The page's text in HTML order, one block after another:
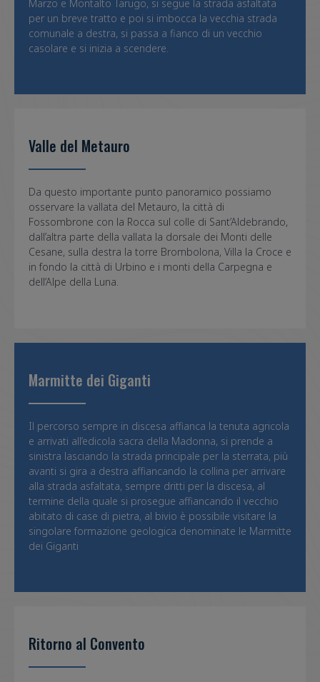
Marzo e Montalto Tarugo, si segue la strada asfaltata
per un breve tratto e poi si imbocca la vecchia strada
comunale a destra, si passa a fianco di un vecchio
casolare e si inizia a scendere.
Valle del Metauro
Da questo importante punto panoramico possiamo
osservare la vallata del Metauro, la città di
Fossombrone con la Rocca sul colle di Sant’Aldebrando,
dall’altra parte della vallata la dorsale dei Monti delle
Cesane, sulla destra la torre Brombolona, Villa la Croce e
in fondo la città di Urbino e i monti della Carpegna e
dell’Alpe della Luna.
Marmitte dei Giganti
Il percorso sempre in discesa affianca la tenuta agricola
e arrivati all’edicola sacra della Madonna, si prende a
sinistra lasciando la strada principale per la sterrata, più
avanti si gira a destra affiancando la collina per arrivare
alla strada asfaltata, sempre dritti per la discesa, al
termine della quale si prosegue affiancando il vecchio
abitato di case di pietra, al bivio è possibile visitare la
singolare formazione geologica denominate le Marmitte
dei Giganti
Ritorno al Convento